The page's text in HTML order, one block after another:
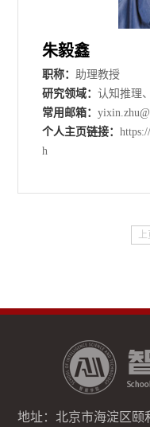
朱毅鑫
职称：
助理教授
研究领域：认知推理
常用邮箱：
个人主页链接：
h
地址：北京市海淀区颐